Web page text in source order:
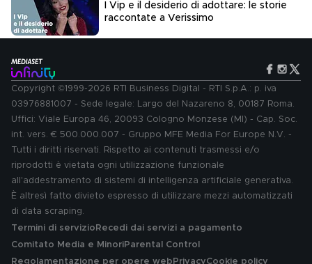
I Vip e il desiderio di adottare: le storie
raccontate a Verissimo
Copyright ©1999-2026 RTI Business Digital - RTI S.p.A.: p. iva
03976881007 - Sede legale: Largo del Nazareno 8, 00187 Roma.
Uffici: Viale Europa 46, 20093 Cologno Monzese (MI) - Cap. Soc.
int. vers. € 500.000.007 - Gruppo MFE Media For Europe N.V. -
Tutti i diritti riservati. Rispetto ai contenuti trasmessi e/o
riprodotti è vietata ogni utilizzazione funzionale
all'addestramento di sistemi di intelligenza artificiale generativa.
È altresì fatto divieto espresso di utilizzare mezzi automatizzati
di data scraping.
Termini di servizio Recedi dai servizi a pagamento
Comitato Media e MinoriParental Control
Regolamentazione per opere web PrivacyCookie policy